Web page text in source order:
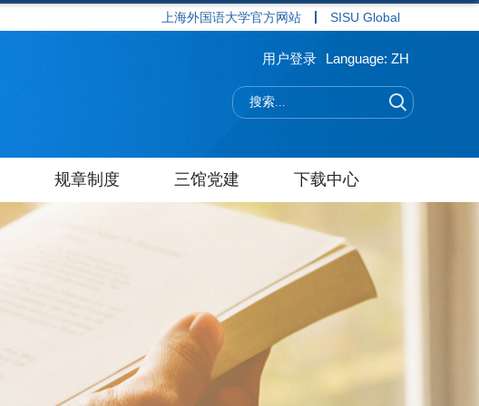
上海外国语大学官方网站 SISU Global
用户登录 Language: ZH
规章制度 三馆党建 下载中心